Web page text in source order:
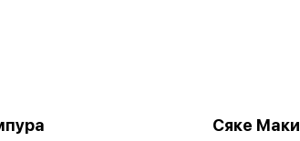
Сяке Маки